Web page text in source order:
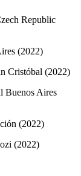
Republic
(2022)
Cristóbal (2022)
Buenos Aires
(2022)
(2022)